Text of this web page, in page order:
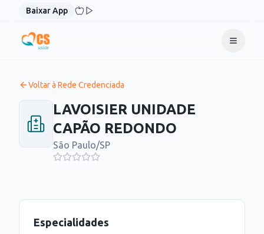
Pular para o conteúdo
Baixar App
Voltar à Rede Credenciada
LAVOISIER UNIDADE
CAPÃO REDONDO
São Paulo/SP
Especialidades